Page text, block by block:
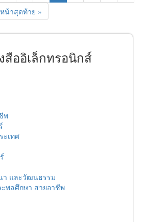
หน้าสุดท้าย »
ออิเล็กทรอนิกส์
พ
ะเทศ
า และวัฒนธรรม
พลศึกษา สายอาชีพ